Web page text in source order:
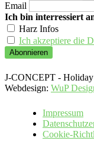
Email
Ich bin interressiert
Harz Infos
Ich akzeptiere die
J-CONCEPT -
Webdesign: WuP
Impressum
Cookie-